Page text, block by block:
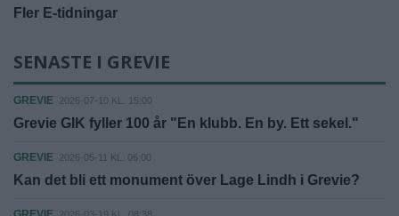
Fler E-tidningar
SENASTE I GREVIE
GREVIE 2026-07-10 KL. 15:00
Grevie GIK fyller 100 år "En klubb. En by. Ett sekel."
GREVIE 2026-05-11 KL. 06:00
Kan det bli ett monument över Lage Lindh i Grevie?